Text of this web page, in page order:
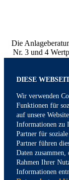
DIESE
Wir verwenden
Funktionen für
auf unsere
Informationen zu
Partner für
Partner führen
Daten
Rahmen Ihrer
Informationen
Die
Nr. 3 und 4
Netfonds
Erlaubnisse der
(BaFin).
Namen und auf
Die Echtheit der
überprüft, sondern
Facebook und